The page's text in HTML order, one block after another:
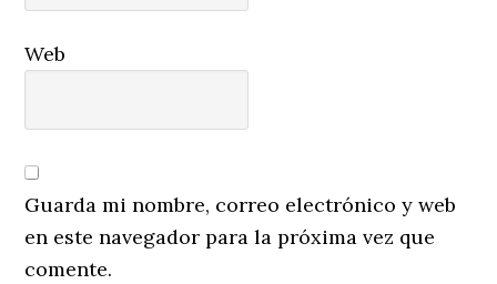
Web
Guarda mi nombre, correo electrónico y web
en este navegador para la próxima vez que
comente.